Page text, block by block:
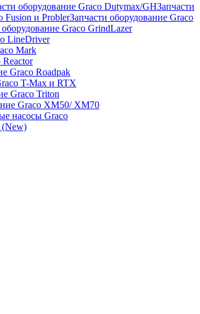
Запчасти
Запчасти оборудование Graco
оборудование Graco GrindLazer
LineDriver
Mark
Reactor
Graco Roadpak
T-Max и RTX
Graco Triton
Graco XM50/ XM70
насосы Graco
(New)